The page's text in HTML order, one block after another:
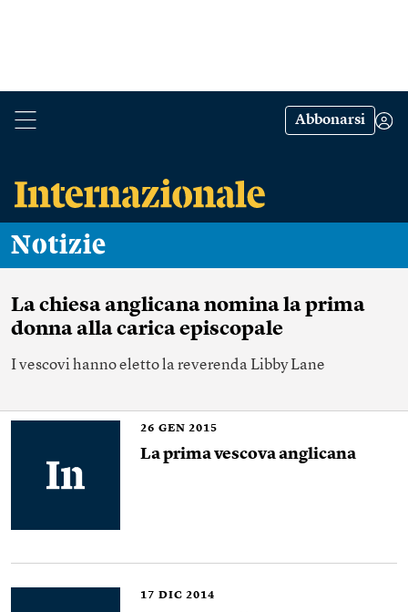
Abbonarsi
Notizie
La chiesa anglicana nomina la prima
donna alla carica episcopale
I vescovi hanno eletto la reverenda Libby Lane
26 GEN 2015
La prima vescova anglicana
17 DIC 2014